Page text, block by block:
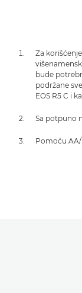
Za
bude
podržane
EOS R5 C i
Sa potpuno
Pomoću